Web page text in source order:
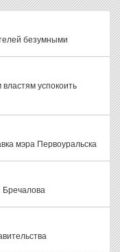
безумными
успокоить
мэра Первоуральска
Бречалова